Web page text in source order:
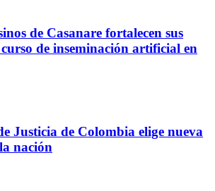
de Casanare fortalecen sus
de inseminación artificial en
Justicia de Colombia elige nueva
nación